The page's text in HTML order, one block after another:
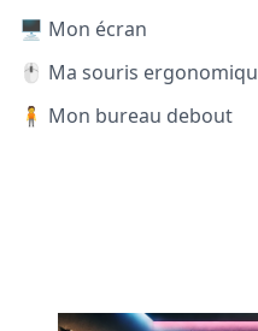
🖥️ Mon écran
🖱️ Ma souris
🧍 Mon bureau debout